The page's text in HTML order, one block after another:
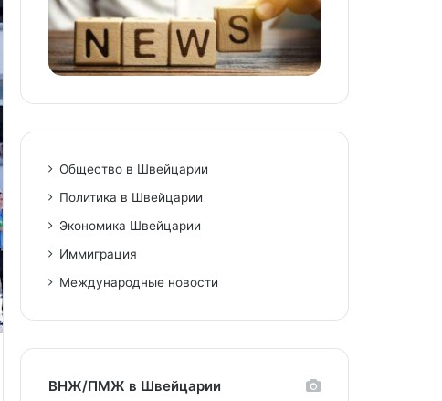
Общество в Швейцарии
Политика в Швейцарии
Экономика Швейцарии
Иммиграция
Международные новости
ВНЖ/ПМЖ в Швейцарии